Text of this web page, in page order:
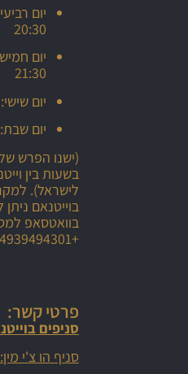
20:30
21:30
יום שישי: 9:00–17:00
יום
בשעות בין
לישראל).
בוייטנאם
בוואטסאפ
+84939494301
פרטי קשר:
סניפים
סניף הו צ'י מין: